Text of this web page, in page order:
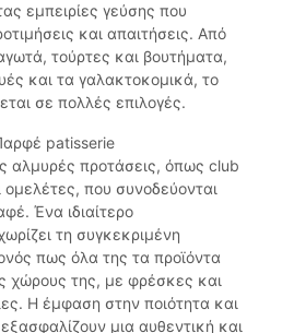
εμπειρίες γεύσης που
και απαιτήσεις. Από
τούρτες και βουτήματα,
και τα γαλακτοκομικά, το
σε πολλές επιλογές.
patisserie
αλμυρές προτάσεις, όπως club
που συνοδεύονται
Ένα ιδιαίτερο
τη συγκεκριμένη
πως όλα της τα προϊόντα
χώρους της, με φρέσκες και
Η έμφαση στην ποιότητα και
μια αυθεντική και